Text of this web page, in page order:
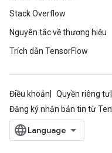
Stack Overflow
Nguyên tắc về thương hiệu
Trích dẫn TensorFlow
Điều khoản Quyền riêng tư
Đăng ký nhận bản tin từ